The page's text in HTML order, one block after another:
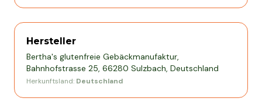
Hersteller
Bertha's glutenfreie Gebäckmanufaktur,
Bahnhofstrasse 25, 66280 Sulzbach, Deutschland
Herkunftsland: Deutschland